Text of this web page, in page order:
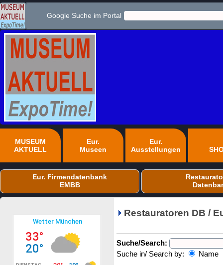
Google Suche im Portal
MUSEUM
AKTUELL
Eur.
Museen
Eur.
Ausstellungen
Eur. Firmendatenbank
EMBB
Restauratoren DB /
Suche/Search:
Suche in/ Search by:
Name